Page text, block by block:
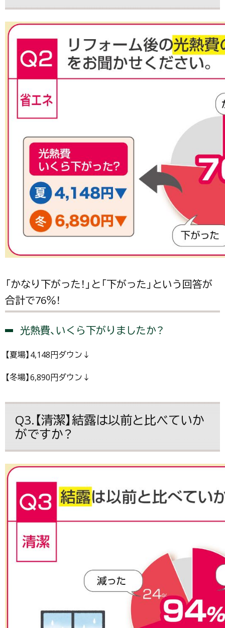
「かなり下がった！」と「下がった」という回答が
合計で76％！
光熱費、いくら下がりましたか？
【夏場】4,148円ダウン↓
【冬場】6,890円ダウン↓
Q3.【清潔】結露は以前と比べていか
がですか？